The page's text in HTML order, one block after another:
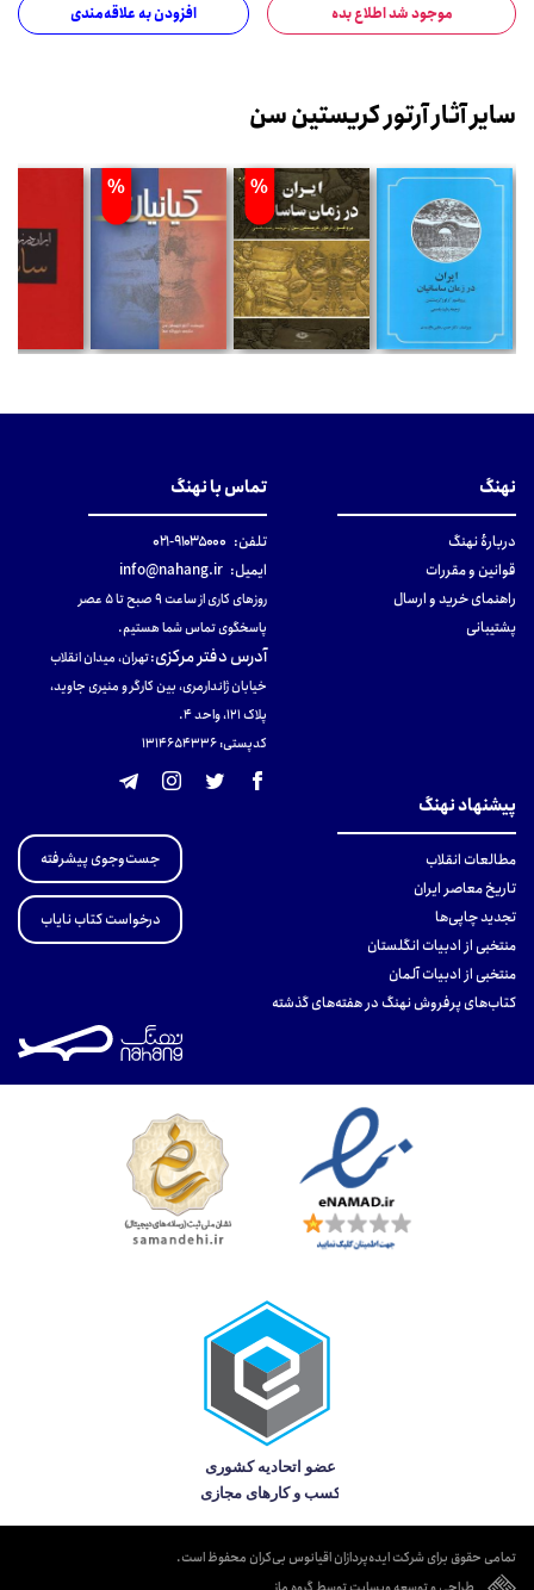
موجود شد اطلاع بده افزودن به علاقه‌مندی
سایر آثار آرتور کریستین سن
%
%
نهنگ
دربارهٔ نهنگ
قوانین و مقررات
راهنمای خرید و ارسال
پشتیبانی
تماس با نهنگ
تلفن: ۹۱۰۳۵۰۰۰-۰۲۱
ایمیل: info@nahang.ir
روزهای کاری از ساعت ۹ صبح تا ۵ عصر
پاسخگوی تماس شما هستیم.
آدرس دفتر مرکزی:تهران، میدان انقلاب
خیابان ژاندارمری، بین کارگر و منیری جاوید،
پلاک 121، واحد ۴.
کدپستی: 131465433۶
پیشنهاد نهنگ
مطالعات انقلاب
تاریخ معاصر ایران
تجدید چاپی‌ها
منتخبی از ادبیات انگلستان
منتخبی از ادبیات آلمان
کتاب‌های پرفروش نهنگ در هفته‌های گذشته
جست‌وجوی پیشرفته
درخواست کتاب نایاب
تمامی حقوق برای شرکت ایده‌پردازان اقیانوس بی‌کران محفوظ است.